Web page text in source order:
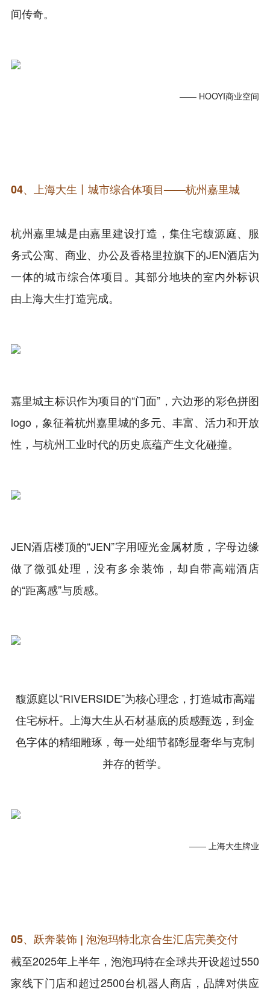
间传奇。
—— HOOYI商业空间
04、上海大生丨城市综合体项目——杭州嘉里城
杭州嘉里城是由嘉里建设打造，集住宅馥源庭、服
务式公寓、商业、办公及香格里拉旗下的JEN酒店为
一体的城市综合体项目。其部分地块的室内外标识
由上海大生打造完成。
嘉里城主标识作为项目的“门面”，六边形的彩色拼图
logo，象征着杭州嘉里城的多元、丰富、活力和开放
性，与杭州工业时代的历史底蕴产生文化碰撞。
JEN酒店楼顶的“JEN”字用哑光金属材质，字母边缘
做了微弧处理，没有多余装饰，却自带高端酒店
的“距离感”与质感。
馥源庭以“RIVERSIDE”为核心理念，打造城市高端
住宅标杆。上海大生从石材基底的质感甄选，到金
色字体的精细雕琢，每一处细节都彰显奢华与克制
并存的哲学。
—— 上海大生牌业
05、跃奔装饰 | 泡泡玛特北京合生汇店完美交付
截至2025年上半年，泡泡玛特在全球共开设超过550
家线下门店和超过2500台机器人商店，品牌对供应